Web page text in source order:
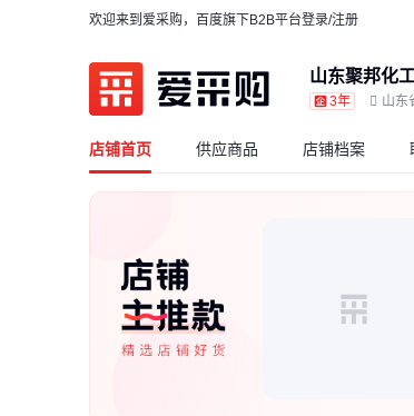
欢迎来到爱采购，百度旗下B2B平台登录/注册
山东聚邦化
3年
山东
店铺首页 供应商品 店铺档案